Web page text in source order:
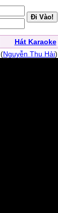
Hát Karaoke
(Nguyễn Thu Hải